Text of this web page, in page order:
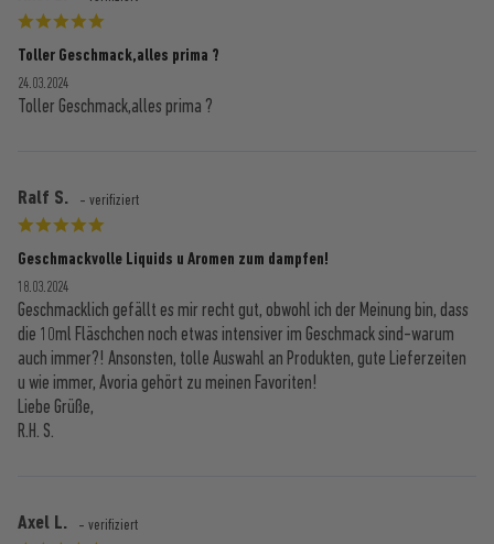
Toller Geschmack,alles prima ?
24.03.2024
Toller Geschmack,alles prima ?
Ralf S. - verifiziert
Geschmackvolle Liquids u Aromen zum dampfen!
18.03.2024
Geschmacklich gefällt es mir recht gut, obwohl ich der Meinung bin, dass
die 10ml Fläschchen noch etwas intensiver im Geschmack sind-warum
auch immer?! Ansonsten, tolle Auswahl an Produkten, gute Lieferzeiten
u wie immer, Avoria gehört zu meinen Favoriten!
Liebe Grüße,
R.H. S.
Axel L. - verifiziert